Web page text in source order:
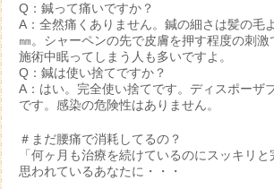
Q：鍼って痛いですか？
A：全然痛くありません。鍼の細さは髪の毛
㎜。シャーペンの先で皮膚を押す程度の刺激
施術中眠ってしまう人も多いですよ。
Q：鍼は使い捨てですか？
A：はい。完全使い捨てです。ディスポーザ
です。感染の危険性はありません。
＃まだ腰痛で消耗してるの？
「何ヶ月も治療を続けているのにスッキリ
思われているあなたに・・・